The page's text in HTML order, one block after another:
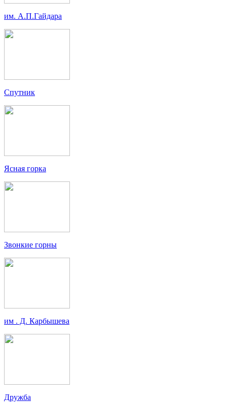
им. А.П.Гайдара
Спутник
Ясная горка
Звонкие горны
им . Д. Карбышева
Дружба